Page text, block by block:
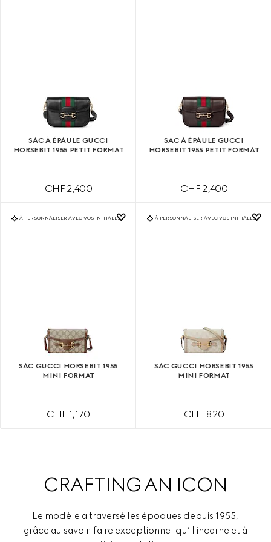
SAC À ÉPAULE GUCCI
HORSEBIT 1955 PETIT FORMAT
CHF 2,400
SAC À ÉPAULE GUCCI
HORSEBIT 1955 PETIT FORMAT
CHF 2,400
À PERSONNALISER AVEC VOS INITIALES
SAC GUCCI HORSEBIT 1955
MINI FORMAT
CHF 1,170
À PERSONNALISER AVEC VOS INITIALES
SAC GUCCI HORSEBIT 1955
MINI FORMAT
CHF 820
CRAFTING AN ICON
Le modèle a traversé les époques depuis 1955,
grâce au savoir-faire exceptionnel qu’il incarne et à